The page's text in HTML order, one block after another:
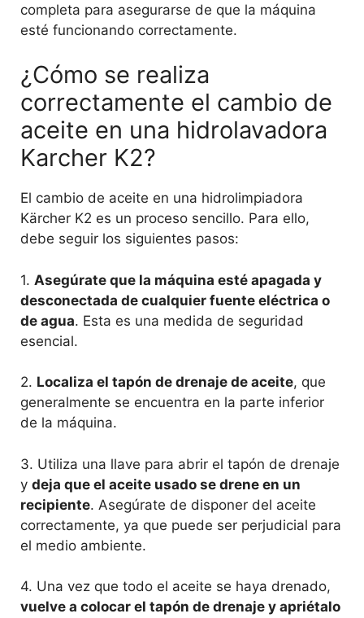
completa para asegurarse de que la máquina
esté funcionando correctamente.
¿Cómo se realiza
correctamente el cambio de
aceite en una hidrolavadora
Karcher K2?
El cambio de aceite en una hidrolimpiadora
Kärcher K2 es un proceso sencillo. Para ello,
debe seguir los siguientes pasos:
1. Asegúrate que la máquina esté apagada y
desconectada de cualquier fuente eléctrica o
de agua. Esta es una medida de seguridad
esencial.
2. Localiza el tapón de drenaje de aceite, que
generalmente se encuentra en la parte inferior
de la máquina.
3. Utiliza una llave para abrir el tapón de drenaje
y deja que el aceite usado se drene en un
recipiente. Asegúrate de disponer del aceite
correctamente, ya que puede ser perjudicial para
el medio ambiente.
4. Una vez que todo el aceite se haya drenado,
vuelve a colocar el tapón de drenaje y apriétalo